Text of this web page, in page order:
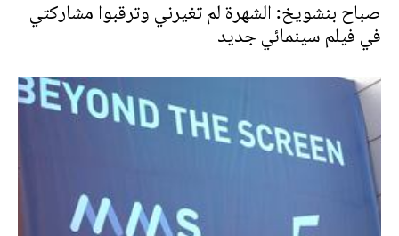
صباح بنشويخ: الشهرة لم تغيرني وترقبوا مشاركتي
في فيلم سينمائي جديد